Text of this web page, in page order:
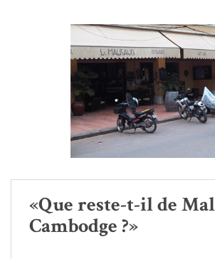
«Que reste-t-il de
Cambodge ?»